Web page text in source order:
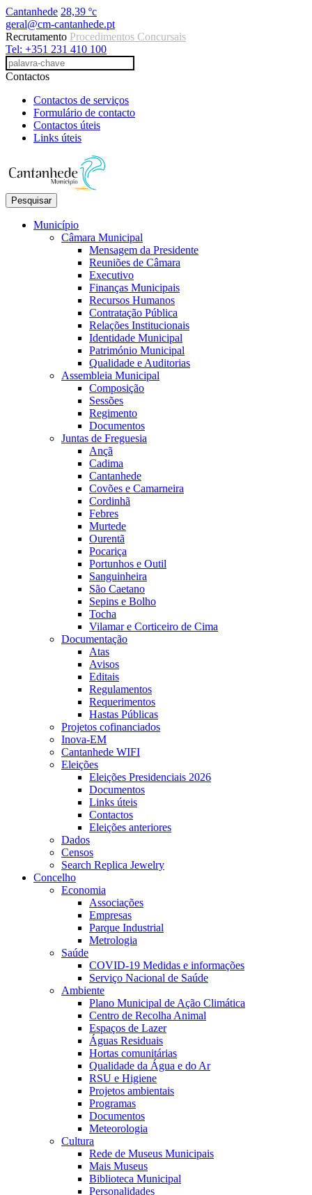
Cantanhede 28,39 ºc
geral@cm-cantanhede.pt
Recrutamento Procedimentos Concursais
Tel: +351 231 410 100
Contactos
Contactos de serviços
Formulário de contacto
Contactos úteis
Links úteis
Pesquisar
Município
Câmara Municipal
Mensagem da Presidente
Reuniões de Câmara
Executivo
Finanças Municipais
Recursos Humanos
Contratação Pública
Relações Institucionais
Identidade Municipal
Património Municipal
Qualidade e Auditorias
Assembleia Municipal
Composição
Sessões
Regimento
Documentos
Juntas de Freguesia
Ançã
Cadima
Cantanhede
Covões e Camarneira
Cordinhã
Febres
Murtede
Ourentã
Pocariça
Portunhos e Outil
Sanguinheira
São Caetano
Sepins e Bolho
Tocha
Vilamar e Corticeiro de Cima
Documentação
Atas
Avisos
Editais
Regulamentos
Requerimentos
Hastas Públicas
Projetos cofinanciados
Inova-EM
Cantanhede WIFI
Eleições
Eleições Presidenciais 2026
Documentos
Links úteis
Contactos
Eleições anteriores
Dados
Censos
Search Replica Jewelry
Concelho
Economia
Associações
Empresas
Parque Industrial
Metrologia
Saúde
COVID-19 Medidas e informações
Serviço Nacional de Saúde
Ambiente
Plano Municipal de Ação Climática
Centro de Recolha Animal
Espaços de Lazer
Águas Residuais
Hortas comunitárias
Qualidade da Água e do Ar
RSU e Higiene
Projetos ambientais
Programas
Documentos
Meteorologia
Cultura
Rede de Museus Municipais
Mais Museus
Biblioteca Municipal
Personalidades